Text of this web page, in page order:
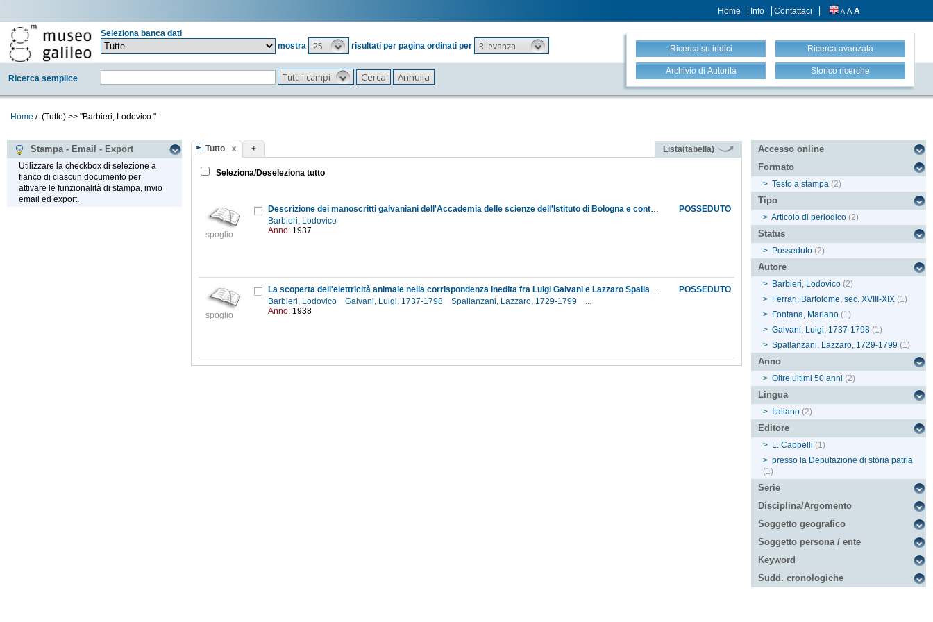
Home Info Contattaci A A A
Seleziona banca dati
mostra
25 risultati per pagina ordinati per Rilevanza
Ricerca semplice Tutti i campi
Ricerca su indici Ricerca avanzata
Archivio di Autorità Storico ricerche
Home / (Tutto) >> "Barbieri, Lodovico."
Stampa - Email - Export
Utilizzare la checkbox di selezione a
fianco di ciascun documento per
attivare le funzionalità di stampa, invio
email ed export.
Tutto + Lista(tabella)
Seleziona/Deseleziona tutto
spoglio
POSSEDUTO
Descrizione dei manoscritti galvaniani dell'Accademia delle scienze dell'Istituto di Bologna e contributo alla bibliografia delle opere a stampa di Luigi Galvani
Barbieri, Lodovico
Anno: 1937
spoglio
POSSEDUTO
La scoperta dell'elettricità animale nella corrispondenza inedita fra Luigi Galvani e Lazzaro Spallanzani, con due lettere di Mariano Fontana e Bartolomeo Ferrari
Barbieri, Lodovico
Galvani, Luigi, 1737-1798 Spallanzani, Lazzaro, 1729-1799
...
Anno: 1938
Accesso online
Formato
> Testo a stampa (2)
Tipo
> Articolo di periodico (2)
Status
> Posseduto (2)
Autore
> Barbieri, Lodovico (2)
> Ferrari, Bartolome, sec. XVIII-XIX (1)
> Fontana, Mariano (1)
> Galvani, Luigi, 1737-1798 (1)
> Spallanzani, Lazzaro, 1729-1799 (1)
Anno
> Oltre ultimi 50 anni (2)
Lingua
> Italiano (2)
Editore
> L. Cappelli (1)
> presso la Deputazione di storia patria
(1)
Serie
Disciplina/Argomento
Soggetto geografico
Soggetto persona / ente
Keyword
Sudd. cronologiche